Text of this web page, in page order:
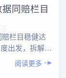
同赔栏目
栏目稳健达
出发，拆解一
连续命中四
阅读更多